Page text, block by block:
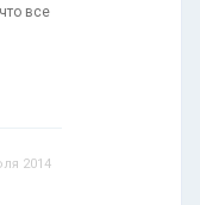
все
2014